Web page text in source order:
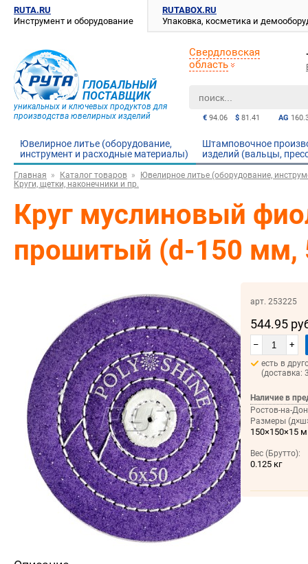
RUTA.RU
Инструмент и оборудование
RUTABOX.RU
Упаковка, косметика и
ГЛОБАЛЬНЫЙ
ПОСТАВЩИК
уникальных и ключевых продуктов для
производства ювелирных изделий
AG
€ 94.06 $ 81.41
Свердловская
область
Ювелирное литье (оборудование,
инструмент и расходные материалы)
Штамповочное
изделий (вальцы,
Главная Каталог товаров
Ювелирное литье (оборудование,
Круги, щетки, наконечники и пр.
Круг муслиновый
прошитый (d-150 мм,
арт. 253225
544.95
– +
есть в
(доставка:
Наличие в
Ростов-на-
Размеры
150×150×15
Вес (Брутто):
0.125 кг